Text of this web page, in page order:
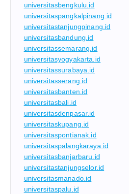
universitasbengkulu.id
universitaspangkalpinang.id
universitastanjungpinang.id
universitasbandung.id
universitassemarang.id
universitasyogyakarta.id
universitassurabaya.id
universitasserang.id
universitasbanten.id
universitasbali.id
universitasdenpasar.id
universitaskupang.id
universitaspontianak.id
universitaspalangkaraya.id
universitasbanjarbaru.id
universitastanjungselor.id
universitasmanado.id
universitaspalu.id